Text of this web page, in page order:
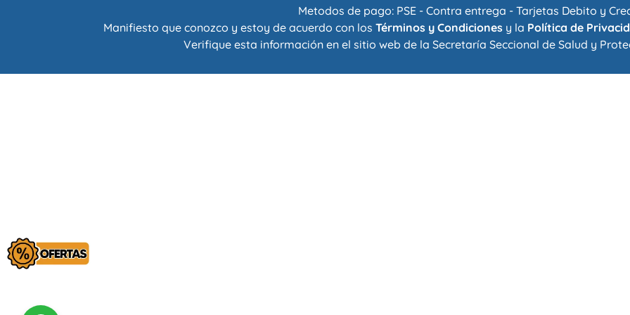
Metodos de pago: PSE - Contra entrega - Tarjetas Debito y
Manifiesto que conozco y estoy de acuerdo con los Términos y Condiciones y la Política de
Verifique esta información en el sitio web de la Secretaría Seccional de Salud y